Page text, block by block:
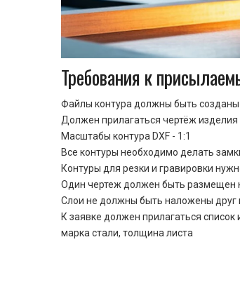
Требования к
Файлы контура должны быть созданы
Должен прилагаться чертёж изделия
Масштабы контура DXF - 1:1
Все контуры необходимо делать
Контуры для резки и гравировки
Один чертеж должен быть размещен
Cлои не должны быть наложены друг
К заявке должен прилагаться
марка стали, толщина листа